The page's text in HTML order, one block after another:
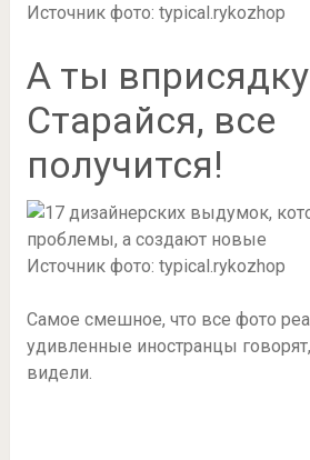
Источник фото: typical.rykozhop
А ты
Старайся, все
получится!
Источник фото: typical.rykozhop
Самое смешное, что все фото
удивленные иностранцы
видели.